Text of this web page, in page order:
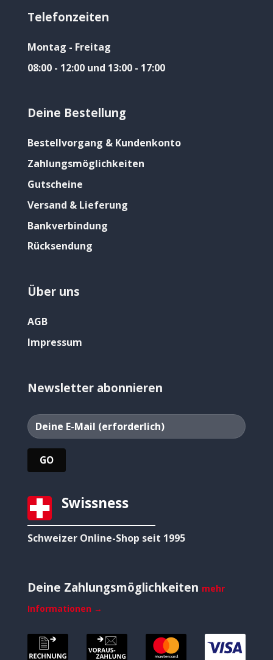
Telefonzeiten
Montag - Freitag
08:00 - 12:00 und 13:00 - 17:00
Deine Bestellung
Bestellvorgang & Kundenkonto
Zahlungsmöglichkeiten
Gutscheine
Versand & Lieferung
Bankverbindung
Rücksendung
Über uns
AGB
Impressum
Newsletter abonnieren
Swissness
Schweizer Online-Shop seit 1995
Deine Zahlungsmöglichkeiten mehr
Informationen →